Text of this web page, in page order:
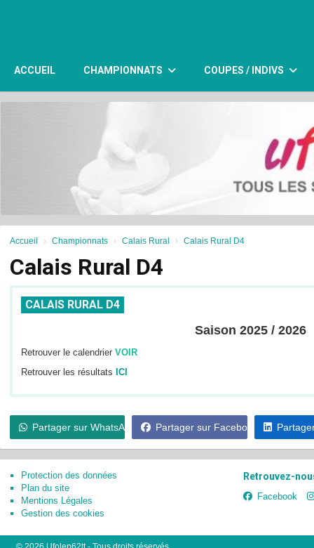
ACCUEIL CHAMPIONNATS COUPES / INDIVS
Accueil Championnats Calais Rural Calais Rural D4
Calais Rural D4
CALAIS RURAL D4
Saison 2025 / 2026
Retrouver le calendrier VOIR
Retrouver les résultats ICI
Partager sur WhatsApp Partager sur Facebook
Protection des données
Plan du site
Mentions Légales
Gestion des cookies
Retrouvez-
Facebook